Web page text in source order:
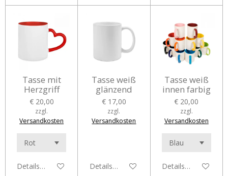
Tasse mit
Herzgriff
€ 20,00
zzgl.
Versandkosten
Details anzeigen
Tasse weiß
glänzend
€ 17,00
zzgl.
Versandkosten
Details anzeigen
Tasse weiß
innen farbig
€ 20,00
zzgl.
Versandkosten
Details anzeigen